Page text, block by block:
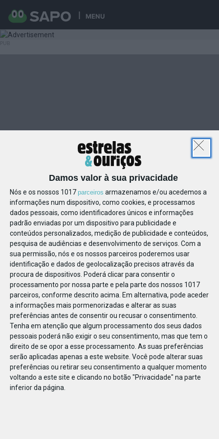
MENU
Damos valor à sua privacidade
Nós e os nossos 1017 parceiros armazenamos e/ou acedemos a
informações num dispositivo, como cookies, e processamos
dados pessoais, como identificadores únicos e informações
padrão enviadas por um dispositivo para publicidade e
conteúdos personalizados, medição de publicidade e conteúdos,
pesquisa de audiências e desenvolvimento de serviços. Com a
sua permissão, nós e os nossos parceiros poderemos usar
identificação e dados de geolocalização precisos através da
procura de dispositivos. Poderá clicar para consentir o
processamento por nossa parte e pela parte dos nossos 1017
parceiros, conforme descrito acima. Em alternativa, pode aceder
a informações mais pormenorizadas e alterar as suas
preferências antes de consentir ou recusar o consentimento.
Tenha em atenção que algum processamento dos seus dados
pessoais poderá não exigir o seu consentimento, mas que tem o
direito de se opor a esse processamento. As suas preferências
serão aplicadas apenas a este website. Você pode alterar suas
preferências ou retirar seu consentimento a qualquer momento
voltando a este site e clicando no botão "Privacidade" na parte
inferior da página.
1103831581608003